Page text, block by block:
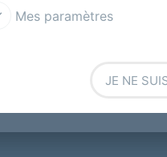
solution idéale lorsque
la saleté, une rétention
de l’humidité, le
ont montré que Coral
mètres que toute
ce qui en fait le meilleur
Mes paramètres
JE NE